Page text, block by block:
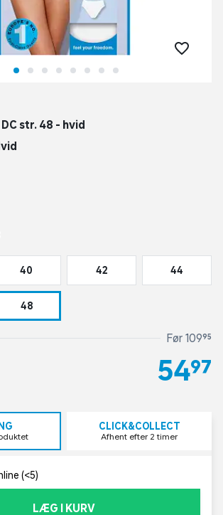
str. 48 - hvid
40 42 44
48
Før 109,95
54,97
CLICK&COLLECT
Afhent efter 2 timer
(<5)
LÆG I KURV